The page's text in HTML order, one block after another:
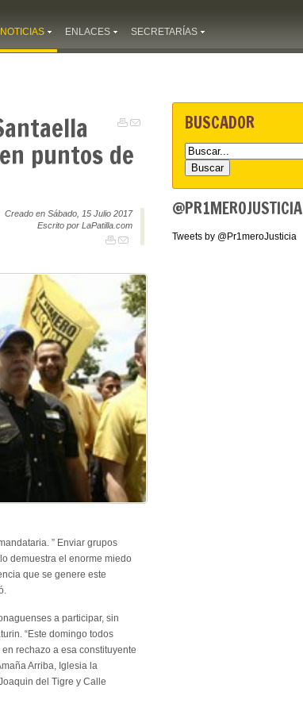
NOTICIAS ENLACES SECRETARÍAS
puntos de
Creado en Sábado, 15 Julio 2017
Escrito por LaPatilla.com
” Enviar grupos
demuestra el enorme miedo
que se genere este
a participar, sin
“Este domingo todos
rechazo a esa constituyente
Arriba, Iglesia la
del Tigre y Calle
BUSCADOR
@PR1MEROJUSTICIA
Tweets by @Pr1meroJusticia